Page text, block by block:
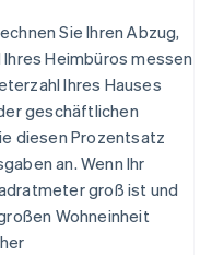
Sie Ihren Abzug,
Heimbüros messen
Ihres Hauses
geschäftlichen
diesen Prozentsatz
an. Wenn Ihr
groß ist und
Wohneinheit